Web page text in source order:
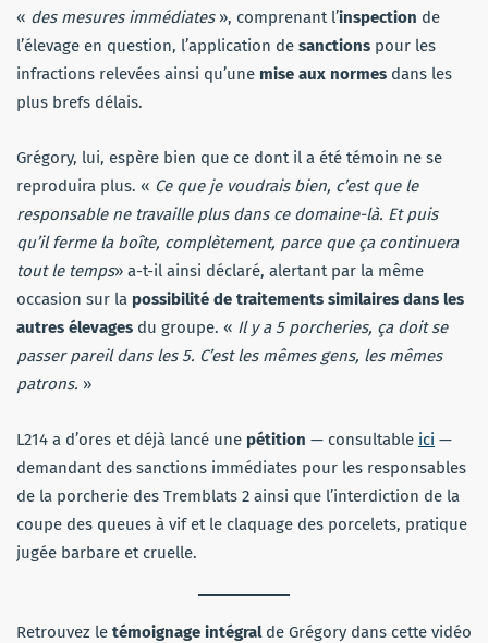
« des mesures immédiates», comprenant l’inspection de
l’élevage en question, l’application de sanctions pour les
infractions relevées ainsi qu’une mise aux normes dans les
plus brefs délais.
Grégory, lui, espère bien que ce dont il a été témoin ne se
reproduira plus. « Ce que je voudrais bien, c’est que le
responsable ne travaille plus dans ce domaine-là. Et puis
qu’il ferme la boîte, complètement, parce que ça continuera
tout le temps» a-t-il ainsi déclaré, alertant par la même
occasion sur la possibilité de traitements similaires dans les
autres élevages du groupe. « Il y a 5 porcheries, ça doit se
passer pareil dans les 5. C’est les mêmes gens, les mêmes
patrons. »
L214 a d’ores et déjà lancé une pétition — consultable ici —
demandant des sanctions immédiates pour les responsables
de la porcherie des Tremblats 2 ainsi que l’interdiction de la
coupe des queues à vif et le claquage des porcelets, pratique
jugée barbare et cruelle.
Retrouvez le témoignage intégralde Grégory dans cette vidéo